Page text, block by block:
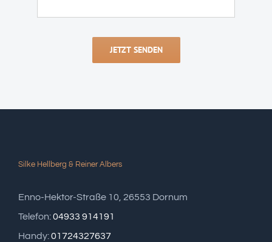
JETZT SENDEN
Silke Hellberg & Reiner Albers
Enno-Hektor-Straße 10, 26553 Dornum
Telefon:04933 914191
Handy:01724327637